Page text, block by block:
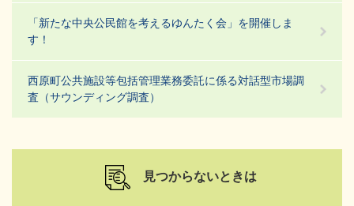
「新たな中央公民館を考えるゆんたく会」を開催しま
す！
西原町公共施設等包括管理業務委託に係る対話型市場調
査（サウンディング調査）
見つからないときは